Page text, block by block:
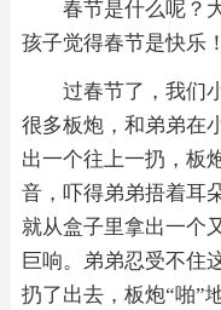
春节是什么呢？
孩子觉得春节是快乐！
过春节了，我们
很多板炮，和弟弟在
出一个往上一扔，板
音，吓得弟弟捂着耳
就从盒子里拿出一个
巨响。弟弟忍受不住
扔了出去，板炮“啪”